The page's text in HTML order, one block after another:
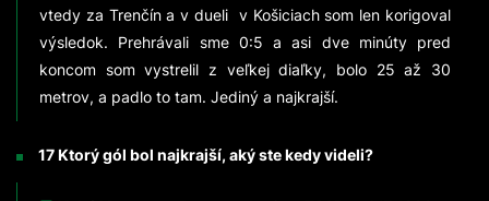
vtedy za Trenčín a v dueli v Košiciach som len korigoval
výsledok. Prehrávali sme 0:5 a asi dve minúty pred
koncom som vystrelil z veľkej diaľky, bolo 25 až 30
metrov, a padlo to tam. Jediný a najkrajší.
17 Ktorý gól bol najkrajší, aký ste kedy videli?